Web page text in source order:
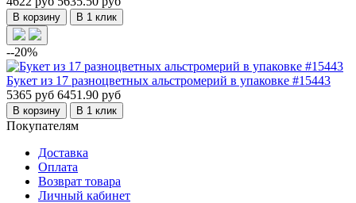
В корзину В 1 клик
--20%
Букет из 17 разноцветных альстромерий в упаковке #15443
5365 руб 6451.90 руб
В корзину В 1 клик
Покупателям
Доставка
Оплата
Возврат товара
Личный кабинет